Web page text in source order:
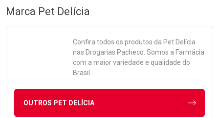
Marca Pet Delícia
Confira todos os produtos da Pet Delícia
nas Drogarias Pacheco. Somos a Farmácia
com a maior variedade e qualidade do
Brasil.
OUTROS PET DELÍCIA